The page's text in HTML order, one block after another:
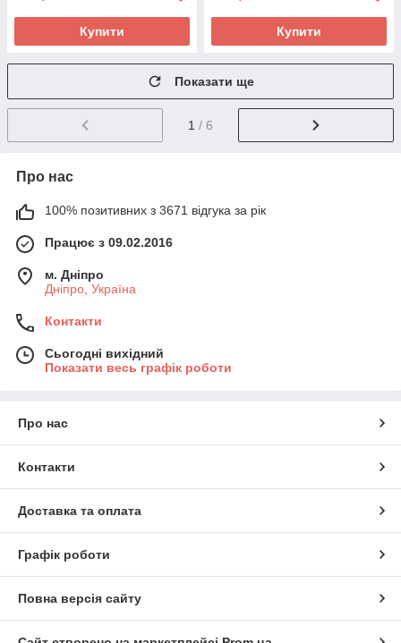
Купити Купити
Показати ще
1 / 6
Про нас
100% позитивних з 3671 відгука за рік
Працює з 09.02.2016
м. Дніпро
Дніпро, Україна
Контакти
Сьогодні вихідний
Показати весь графік роботи
Про нас
Контакти
Доставка та оплата
Графік роботи
Повна версія сайту